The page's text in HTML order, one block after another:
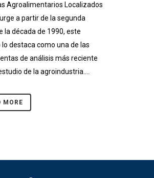
Agroalimentarios Localizados
a partir de la segunda
la década de 1990, este
destaca como una de las
de análisis más reciente
de la agroindustria....
MORE